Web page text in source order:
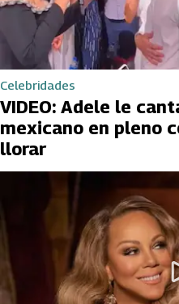
Celebridades
VIDEO: Adele le
mexicano en pleno
llorar